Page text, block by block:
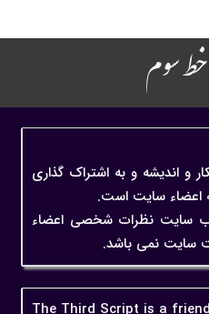
سوم
و اندیشه و به اشتراک گذاری
اعضاء سایت است.
سایت نظرات شخصی اعضاء
سایت نمی باشد.
The Third Script is a